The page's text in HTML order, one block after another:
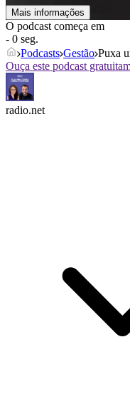
Mais informações
O podcast começa em
- 0 seg.
Podcasts Gestão Puxa
Ouça este podcast
radio.net